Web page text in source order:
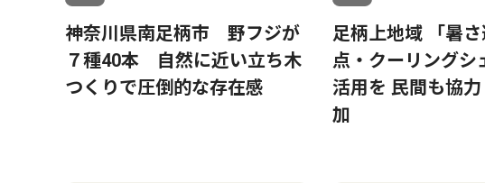
神奈川県南足柄市 野フジが
７種40本 自然に近い立ち木
つくりで圧倒的な存在感
足柄上地域 「暑
点・クーリングシ
活用を 民間も協
加